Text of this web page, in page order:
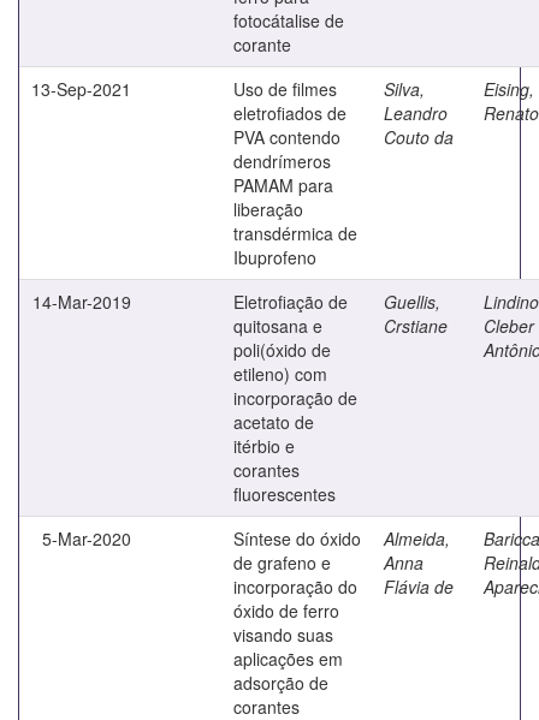
fotocátalise de
corante
13-Sep-2021
Uso de filmes
eletrofiados de
PVA contendo
dendrímeros
PAMAM para
liberação
transdérmica de
Ibuprofeno
Silva,
Leandro
Couto da
Eising,
Renato
14-Mar-2019
Eletrofiação de
quitosana e
poli(óxido de
etileno) com
incorporação de
acetato de
itérbio e
corantes
fluorescentes
Guellis,
Crstiane
Cleber
5-Mar-2020
Síntese do óxido
de grafeno e
incorporação do
óxido de ferro
visando suas
aplicações em
adsorção de
corantes
Almeida,
Anna
Flávia de